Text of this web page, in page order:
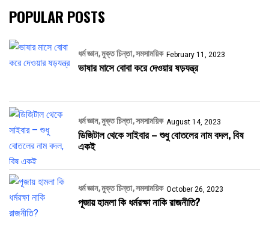
POPULAR POSTS
ধর্ম জ্ঞান মুক্ত চিন্তা সমসাময়িক February 11, 2023
ভাষার মাসে বোবা করে দেওয়ার ষড়যন্ত্র
ধর্ম জ্ঞান মুক্ত চিন্তা সমসাময়িক August 14, 2023
ডিজিটাল থেকে সাইবার – শুধু বোতলের নাম বদল, বিষ
একই
ধর্ম জ্ঞান মুক্ত চিন্তা সমসাময়িক October 26, 2023
পূজায় হামলা কি ধর্মরক্ষা নাকি রাজনীতি?